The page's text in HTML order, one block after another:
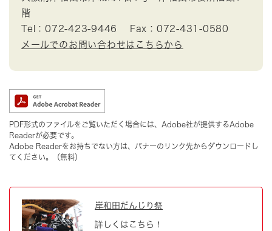
階
Tel：072-423-9446
Fax：072-431-0580
メールでのお問い合わせはこちらから
PDF形式のファイルをご覧いただく場合には、Adobe社が提供するAdobe
Readerが必要です。
Adobe Readerをお持ちでない方は、バナーのリンク先からダウンロードし
てください。（無料）
岸和田だんじり祭
詳しくはこちら！